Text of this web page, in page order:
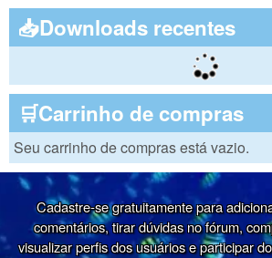
📥Downloads recentes
🛒Carrinho de compras
Seu carrinho de compras está vazio.
Cadastre-se gratuitamente para
comentários, tirar dúvidas no fórum,
visualizar perfis dos usuários e participar